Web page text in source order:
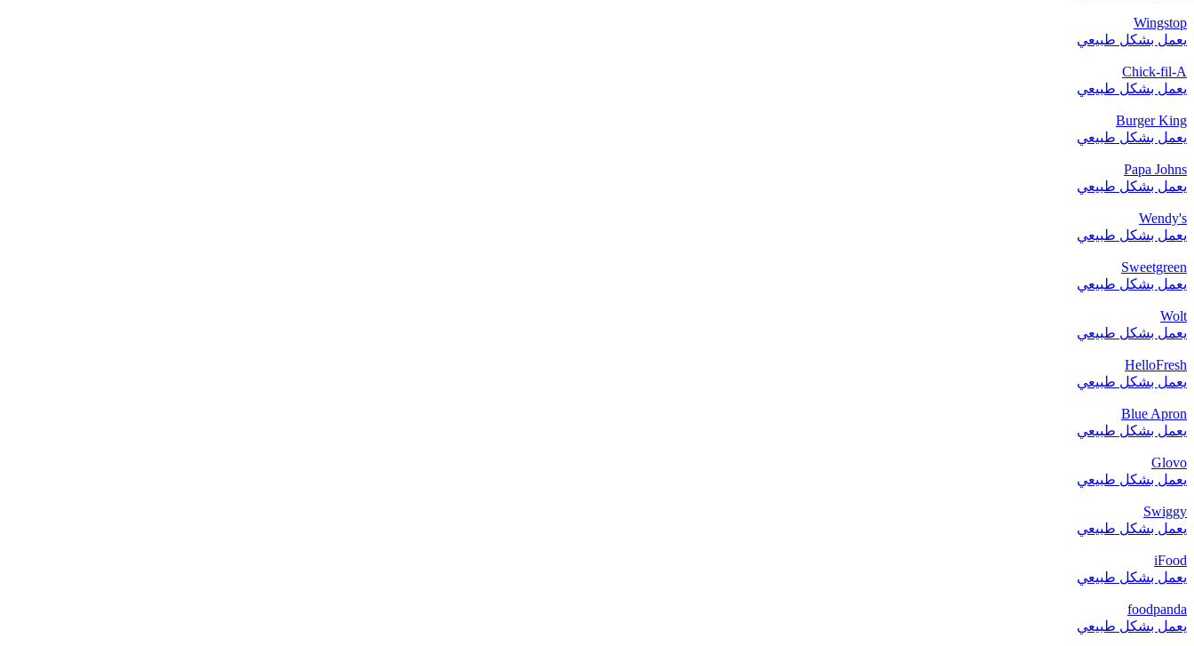
Wingstop
يعمل بشكل طبيعي
Chick-fil-A
يعمل بشكل طبيعي
Burger King
يعمل بشكل طبيعي
Papa Johns
يعمل بشكل طبيعي
Wendy's
يعمل بشكل طبيعي
Sweetgreen
يعمل بشكل طبيعي
Wolt
يعمل بشكل طبيعي
HelloFresh
يعمل بشكل طبيعي
Blue Apron
يعمل بشكل طبيعي
Glovo
يعمل بشكل طبيعي
Swiggy
يعمل بشكل طبيعي
iFood
يعمل بشكل طبيعي
foodpanda
يعمل بشكل طبيعي